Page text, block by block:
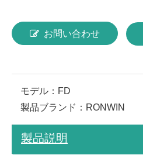
お問い合わせ
モデル： FD
製品ブランド： RONWIN
製品説明